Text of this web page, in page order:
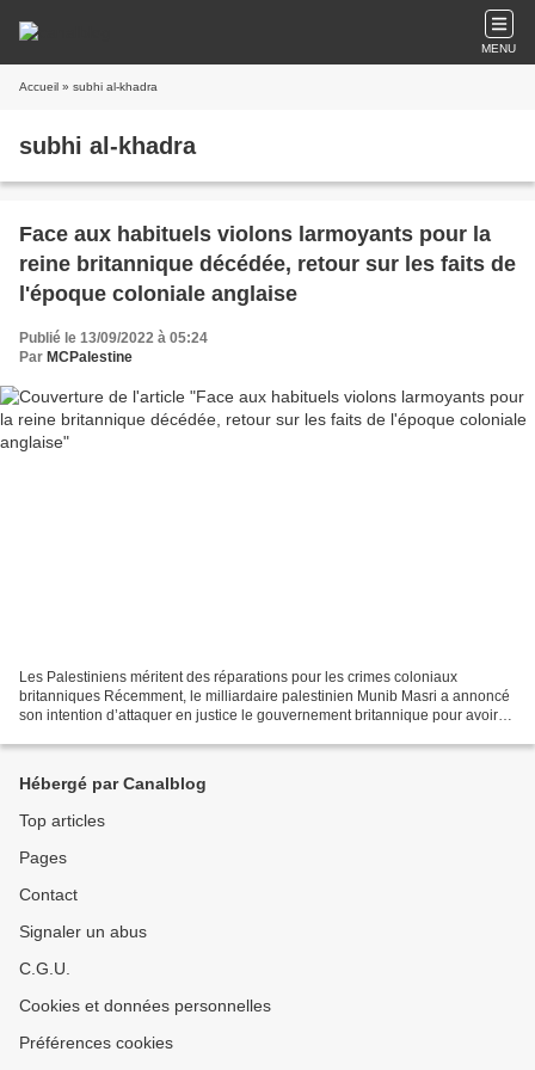
MENU
Accueil » subhi al-khadra
subhi al-khadra
Face aux habituels violons larmoyants pour la
reine britannique décédée, retour sur les faits de
l'époque coloniale anglaise
Publié le 13/09/2022 à 05:24
Par MCPalestine
Les Palestiniens méritent des réparations pour les crimes coloniaux
britanniques Récemment, le milliardaire palestinien Munib Masri a annoncé
son intention d’attaquer en justice le gouvernement britannique pour avoir
Hébergé par Canalblog
Top articles
Pages
Contact
Signaler un abus
C.G.U.
Cookies et données personnelles
Préférences cookies